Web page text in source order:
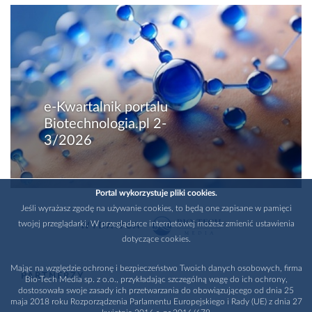
e-Kwartalnik portalu
Biotechnologia.pl 2-
3/2026
WYDAWCA
PARTNERZY
Portal wykorzystuje pliki cookies.
Jeśli wyrażasz zgodę na używanie cookies, to będą one zapisane w pamięci
twojej przeglądarki. W przeglądarce internetowej możesz zmienić ustawienia
dotyczące cookies.
Mając na względzie ochronę i bezpieczeństwo Twoich danych osobowych, firma
Bio-Tech Media sp. z o.o., przykładając szczególną wagę do ich ochrony,
dostosowała swoje zasady ich przetwarzania do obowiązującego od dnia 25
maja 2018 roku Rozporządzenia Parlamentu Europejskiego i Rady (UE) z dnia 27